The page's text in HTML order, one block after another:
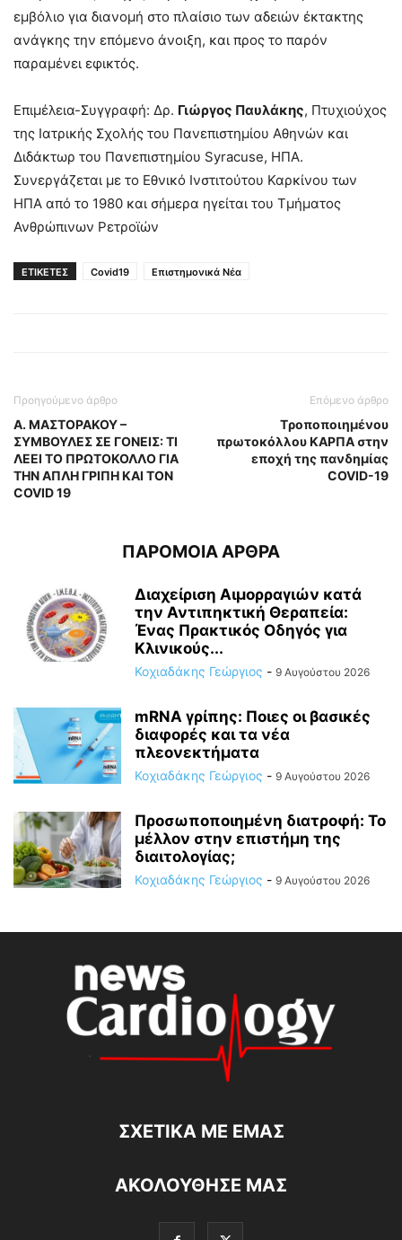
εμβόλιο για διανομή στο πλαίσιο των αδειών έκτακτης
ανάγκης την επόμενο άνοιξη, και προς το παρόν
παραμένει εφικτός.
Επιμέλεια-Συγγραφή: Δρ. Γιώργος Παυλάκης, Πτυχιούχος
της Ιατρικής Σχολής του Πανεπιστημίου Αθηνών και
Διδάκτωρ του Πανεπιστημίου Syracuse, ΗΠΑ.
Συνεργάζεται με το Εθνικό Ινστιτούτου Καρκίνου των
ΗΠΑ από το 1980 και σήμερα ηγείται του Τμήματος
Ανθρώπινων Ρετροϊών
ΕΤΙΚΕΤΕΣ Covid19 Επιστημονικά Νέα
Προηγούμενο άρθρο
Α. ΜΑΣΤΟΡΑΚΟΥ –
ΣΥΜΒΟΥΛΕΣ ΣΕ ΓΟΝΕΙΣ: ΤΙ
ΛΕΕΙ ΤΟ ΠΡΩΤΟΚΟΛΛΟ ΓΙΑ
ΤΗΝ ΑΠΛΗ ΓΡΙΠΗ ΚΑΙ ΤΟΝ
COVID 19
Επόμενο άρθρο
Tροποποιημένου
πρωτοκόλλου ΚΑΡΠΑ στην
εποχή της πανδημίας
COVID-19
ΠΑΡΟΜΟΙΑ ΑΡΘΡΑ
Διαχείριση Αιμορραγιών κατά
την Αντιπηκτική Θεραπεία:
Ένας Πρακτικός Οδηγός για
Κλινικούς...
Κοχιαδάκης Γεώργιος - 9 Αυγούστου 2026
mRNA γρίπης: Ποιες οι βασικές
διαφορές και τα νέα
πλεονεκτήματα
Κοχιαδάκης Γεώργιος - 9 Αυγούστου 2026
Προσωποποιημένη διατροφή: Το
μέλλον στην επιστήμη της
διαιτολογίας;
Κοχιαδάκης Γεώργιος - 9 Αυγούστου 2026
ΣΧΕΤΙΚΆ ΜΕ ΕΜΆΣ
ΑΚΟΛΟΥΘΗΣΕ ΜΑΣ